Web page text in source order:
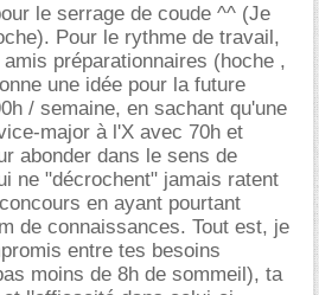
le serrage de coude ^^ (Je
Pour le rythme de travail,
préparationnaires (hoche ,
une idée pour la future
/ semaine, en sachant qu'une
major à l'X avec 70h et
abonder dans le sens de
ne "décrochent" jamais ratent
en ayant pourtant
de connaissances. Tout est, je
entre tes besoins
moins de 8h de sommeil), ta